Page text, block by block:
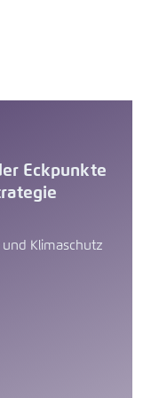
Eckpunkte
Klimaschutz